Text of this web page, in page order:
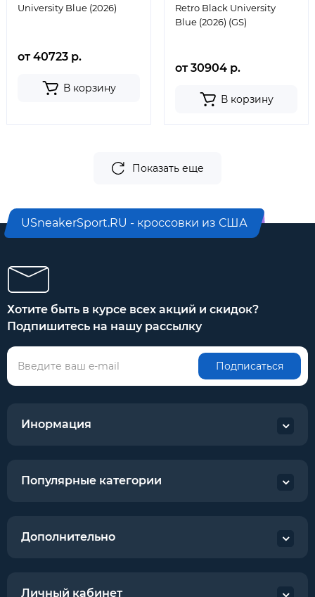
University Blue (2026)
от 40723 р.
В корзину
Retro Black University
Blue (2026) (GS)
от 30904 р.
В корзину
Показать еще
USneakerSport.RU - кроссовки из США
Хотите быть в курсе всех акций и скидок?
Подпишитесь на нашу рассылку
Подписаться
Инормация
Популярные категории
Дополнительно
Личный кабинет